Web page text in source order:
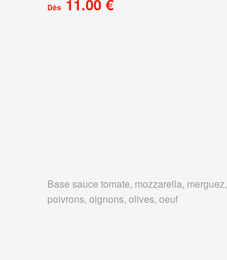
Dès 11.00 €
Base sauce tomate, mozzarella, merguez,
poivrons, oignons, olives, oeuf